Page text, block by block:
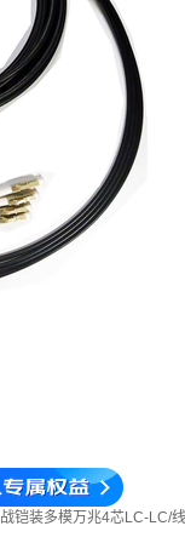
铠装多模万兆4芯LC-LC/